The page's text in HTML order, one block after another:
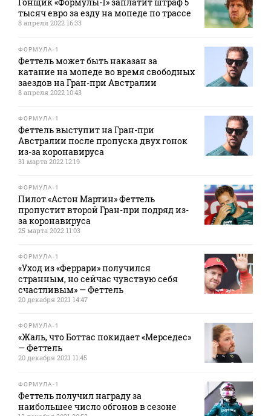
тысяч евро за езду на мопеде по трассе
8 апреля 2022 16:33
ФОРМУЛА-1
Феттель может быть наказан за
катание на мопеде во время свободных
заездов на Гран-при Австралии
8 апреля 2022 10:43
ФОРМУЛА-1
Феттель выступит на Гран-при
Австралии после пропуска двух гонок
из-за коронавируса
31 марта 2022 12:19
ФОРМУЛА-1
Пилот «Астон Мартин» Феттель
пропустит второй Гран-при подряд из-
за коронавируса
25 марта 2022 11:03
ФОРМУЛА-1
«Уход из «Феррари» получился
странным, но сейчас чувствую себя
счастливым» — Феттель
20 декабря 2021 14:47
ФОРМУЛА-1
«Жаль, что Боттас покидает «Мерседес»
— Феттель
20 декабря 2021 11:45
ФОРМУЛА-1
Феттель получил награду за
наибольшее число обгонов в сезоне